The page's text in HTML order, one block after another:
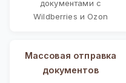
документами с
Wildberries и Ozon
Массовая отправка
документов